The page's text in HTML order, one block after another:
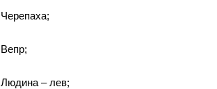
Черепаха;
Вепр;
Людина – лев;